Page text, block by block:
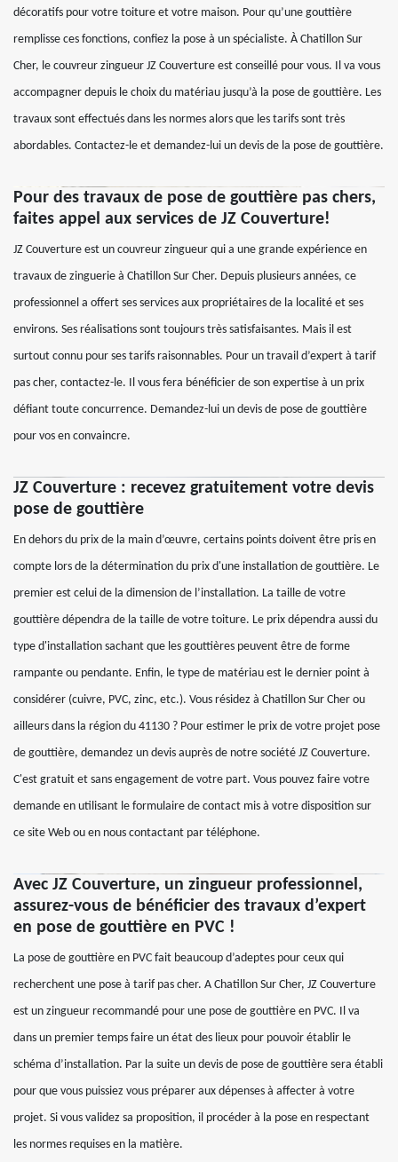
décoratifs pour votre toiture et votre maison. Pour qu’une gouttière
remplisse ces fonctions, confiez la pose à un spécialiste. À Chatillon Sur
Cher, le couvreur zingueur JZ Couverture est conseillé pour vous. Il va vous
accompagner depuis le choix du matériau jusqu’à la pose de gouttière. Les
travaux sont effectués dans les normes alors que les tarifs sont très
abordables. Contactez-le et demandez-lui un devis de la pose de gouttière.
Pour des travaux de pose de gouttière pas chers,
faites appel aux services de JZ Couverture!
JZ Couverture est un couvreur zingueur qui a une grande expérience en
travaux de zinguerie à Chatillon Sur Cher. Depuis plusieurs années, ce
professionnel a offert ses services aux propriétaires de la localité et ses
environs. Ses réalisations sont toujours très satisfaisantes. Mais il est
surtout connu pour ses tarifs raisonnables. Pour un travail d’expert à tarif
pas cher, contactez-le. Il vous fera bénéficier de son expertise à un prix
défiant toute concurrence. Demandez-lui un devis de pose de gouttière
pour vos en convaincre.
JZ Couverture : recevez gratuitement votre devis
pose de gouttière
En dehors du prix de la main d’œuvre, certains points doivent être pris en
compte lors de la détermination du prix d'une installation de gouttière. Le
premier est celui de la dimension de l’installation. La taille de votre
gouttière dépendra de la taille de votre toiture. Le prix dépendra aussi du
type d'installation sachant que les gouttières peuvent être de forme
rampante ou pendante. Enfin, le type de matériau est le dernier point à
considérer (cuivre, PVC, zinc, etc.). Vous résidez à Chatillon Sur Cher ou
ailleurs dans la région du 41130 ? Pour estimer le prix de votre projet pose
de gouttière, demandez un devis auprès de notre société JZ Couverture.
C'est gratuit et sans engagement de votre part. Vous pouvez faire votre
demande en utilisant le formulaire de contact mis à votre disposition sur
ce site Web ou en nous contactant par téléphone.
Avec JZ Couverture, un zingueur professionnel,
assurez-vous de bénéficier des travaux d’expert
en pose de gouttière en PVC !
La pose de gouttière en PVC fait beaucoup d’adeptes pour ceux qui
recherchent une pose à tarif pas cher. A Chatillon Sur Cher, JZ Couverture
est un zingueur recommandé pour une pose de gouttière en PVC. Il va
dans un premier temps faire un état des lieux pour pouvoir établir le
schéma d’installation. Par la suite un devis de pose de gouttière sera établi
pour que vous puissiez vous préparer aux dépenses à affecter à votre
projet. Si vous validez sa proposition, il procéder à la pose en respectant
les normes requises en la matière.